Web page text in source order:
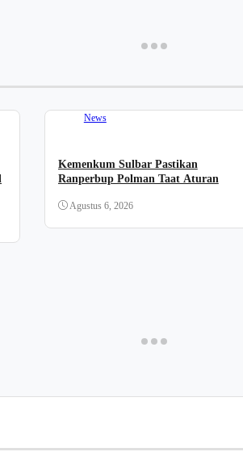
News
Kemenkum Sulbar Pastikan
Ranperbup Polman Taat Aturan
Agustus 6, 2026